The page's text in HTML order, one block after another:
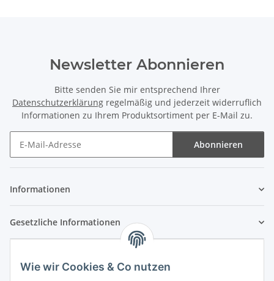
Wie wir Cookies & Co nutzen
Newsletter Abonnieren
Bitte senden Sie mir entsprechend Ihrer
Datenschutzerklärung regelmäßig und jederzeit widerruflich
Informationen zu Ihrem Produktsortiment per E-Mail zu.
Abonnieren
Informationen
Gesetzliche Informationen